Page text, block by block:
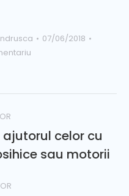
07/06/2018
ajutorul celor cu
sau motorii